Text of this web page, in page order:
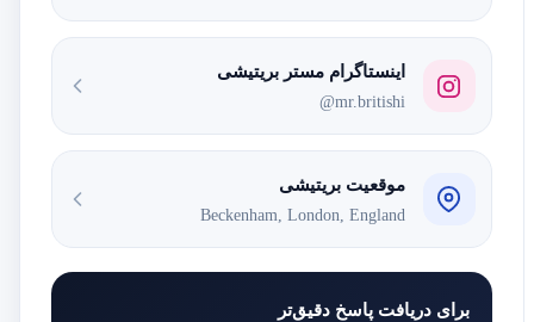
اینستاگرام مستر بریتیشی
@mr.britishi
موقعیت بریتیشی
Beckenham, London, England
برای دریافت پاسخ دقیق‌تر